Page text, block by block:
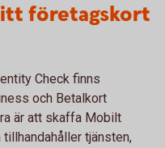
företagskort
Check finns
och Betalkort
är att skaffa Mobilt
tjänsten,